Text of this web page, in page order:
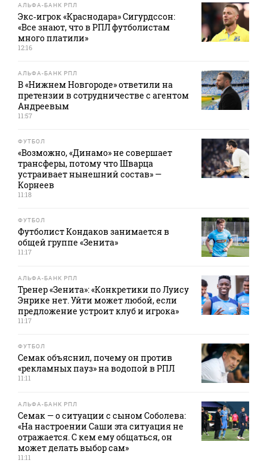
АЛЬФА-БАНК РПЛ
Экс‑игрок «Краснодара» Сигурдссон:
«Все знают, что в РПЛ футболистам
много платили»
12:16
АЛЬФА-БАНК РПЛ
В «Нижнем Новгороде» ответили на
претензии в сотрудничестве с агентом
Андреевым
11:57
ФУТБОЛ
«Возможно, «Динамо» не совершает
трансферы, потому что Шварца
устраивает нынешний состав» —
Корнеев
11:18
ФУТБОЛ
Футболист Кондаков занимается в
общей группе «Зенита»
11:17
АЛЬФА-БАНК РПЛ
Тренер «Зенита»: «Конкретики по Луису
Энрике нет. Уйти может любой, если
предложение устроит клуб и игрока»
11:17
ФУТБОЛ
Семак объяснил, почему он против
«рекламных пауз» на водопой в РПЛ
11:11
АЛЬФА-БАНК РПЛ
Семак — о ситуации с сыном Соболева:
«На настроении Саши эта ситуация не
отражается. С кем ему общаться, он
может делать выбор сам»
11:11